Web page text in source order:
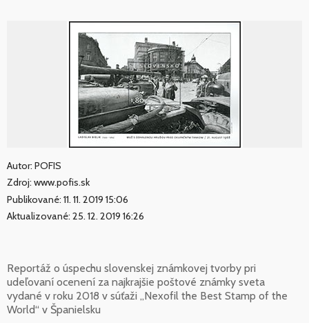
Autor: POFIS
Zdroj: www.pofis.sk
Publikované: 11. 11. 2019 15:06
Aktualizované: 25. 12. 2019 16:26
Reportáž o úspechu slovenskej známkovej tvorby pri
udeľovaní ocenení za najkrajšie poštové známky sveta
vydané v roku 2018 v súťaži „Nexofil the Best Stamp of the
World“ v Španielsku